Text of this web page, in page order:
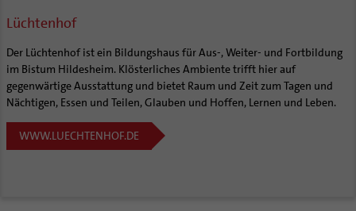
Lüchtenhof
Der Lüchtenhof ist ein Bildungshaus für Aus-, Weiter- und Fortbildung
im Bistum Hildesheim. Klösterliches Ambiente trifft hier auf
gegenwärtige Ausstattung und bietet Raum und Zeit zum Tagen und
Nächtigen, Essen und Teilen, Glauben und Hoffen, Lernen und Leben.
WWW.LUECHTENHOF.DE